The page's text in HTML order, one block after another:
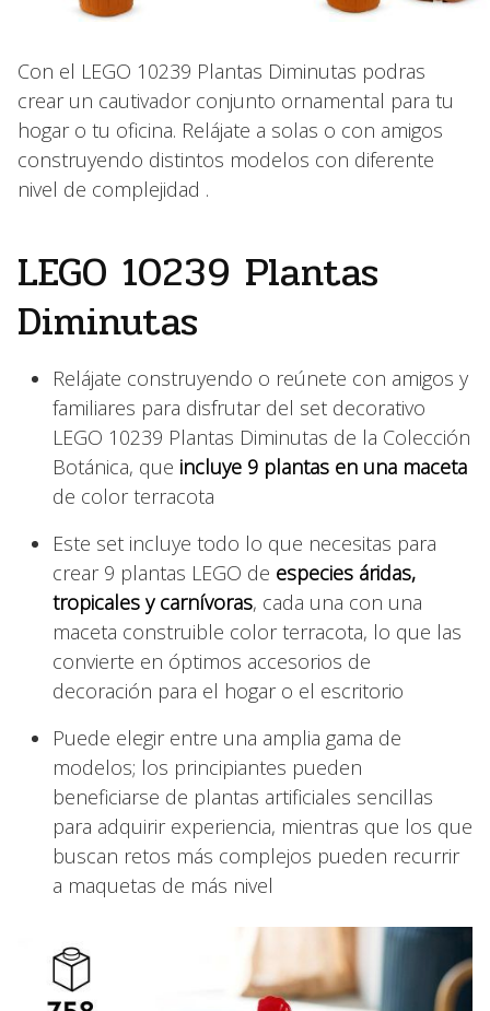
Con el LEGO 10239 Plantas Diminutas podras
crear un cautivador conjunto ornamental para tu
hogar o tu oficina. Relájate a solas o con amigos
construyendo distintos modelos con diferente
nivel de complejidad .
LEGO 10239 Plantas
Diminutas
Relájate construyendo o reúnete con amigos y
familiares para disfrutar del set decorativo
LEGO 10239 Plantas Diminutas de la Colección
Botánica, que incluye 9 plantas en una maceta
de color terracota
Este set incluye todo lo que necesitas para
crear 9 plantas LEGO de especies áridas,
tropicales y carnívoras, cada una con una
maceta construible color terracota, lo que las
convierte en óptimos accesorios de
decoración para el hogar o el escritorio
Puede elegir entre una amplia gama de
modelos; los principiantes pueden
beneficiarse de plantas artificiales sencillas
para adquirir experiencia, mientras que los que
buscan retos más complejos pueden recurrir
a maquetas de más nivel